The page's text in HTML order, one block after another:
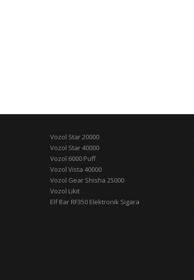
Vozol Star 20000
Vozol Star 40000
Vozol 6000 Puff
Vozol Vista 40000
Vozol Gear Shisha 25000
Vozol Likit
Elf Bar RF350 Elektronik Sigara